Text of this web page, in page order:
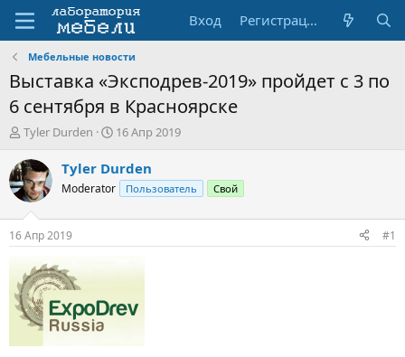
Вход Регистрация
Мебельные новости
Выставка «Эксподрев-2019» пройдет с 3 по
6 сентября в Красноярске
А
т
о
р
т
е
м
Tyler Durden
Д
т
а
н
а
16 Апр 2019
Tyler Durden
Moderator Пользователь Свой
16 Апр 2019 #1